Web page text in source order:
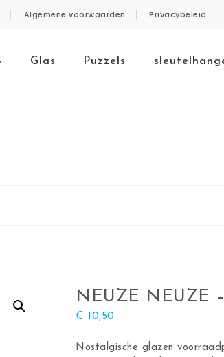
Algemene voorwaarden Privacybeleid
Glas Puzzels
NEUZE NEUZE
€ 10,50
Nostalgische glazen